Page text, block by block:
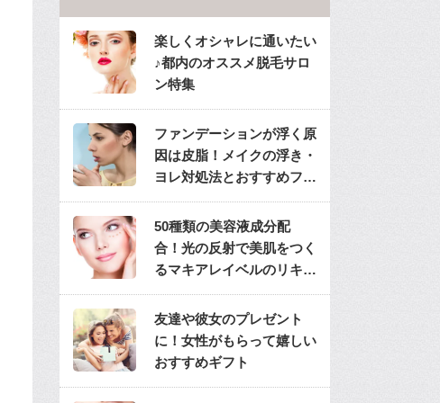
楽しくオシャレに通いたい
♪都内のオススメ脱毛サロ
ン特集
ファンデーションが浮く原
因は皮脂！メイクの浮き・
ヨレ対処法とおすすめファ
ンデ
50種類の美容液成分配
合！光の反射で美肌をつく
るマキアレイベルのリキッ
ドファンデ
友達や彼女のプレゼント
に！女性がもらって嬉しい
おすすめギフト